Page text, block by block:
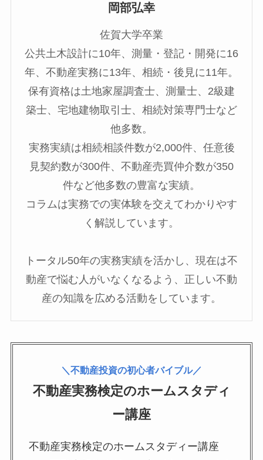
岡部弘幸
佐賀大学卒業
公共土木設計に10年、測量・登記・開発に16
年、不動産実務に13年、相続・後見に11年。
保有資格は土地家屋調査士、測量士、2級建
築士、宅地建物取引士、相続対策専門士など
他多数。
実務実績は相続相談件数が2,000件、任意後
見契約数が300件、不動産売買仲介数が350
件など他多数の豊富な実績。
コラムは実務での実体験を交えてわかりやす
く解説しています。
トータル50年の実務実績を活かし、現在は不
動産で悩む人がいなくなるよう、正しい不動
産の知識を広める活動をしています。
＼不動産投資の初心者バイブル／
不動産実務検定のホームスタディ
ー講座
不動産実務検定のホームスタディー講座